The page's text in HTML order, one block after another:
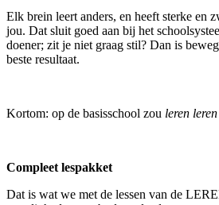
Elk brein leert anders, en heeft sterke en
jou. Dat sluit goed aan bij het
doener; zit je niet graag stil? Dan is
beste resultaat.
Kortom: op de basisschool zou leren leren
Compleet lespakket
Dat is wat we met de lessen van de